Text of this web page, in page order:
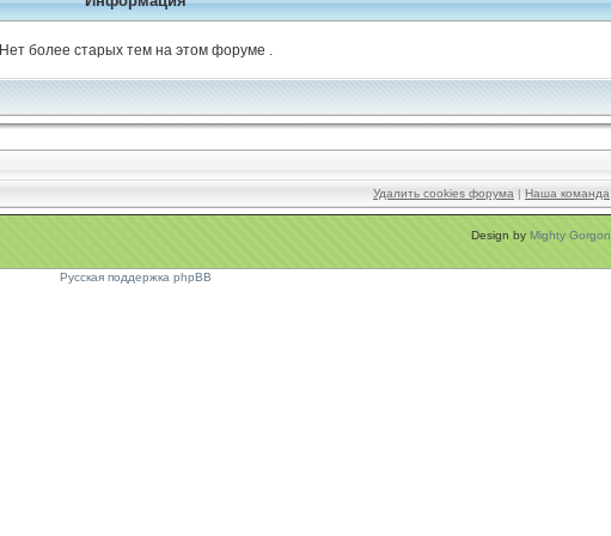
Нет более старых тем на этом форуме .
Удалить cookies форума | Наша команда
Design by Mighty Gorgon
Русская поддержка phpBB